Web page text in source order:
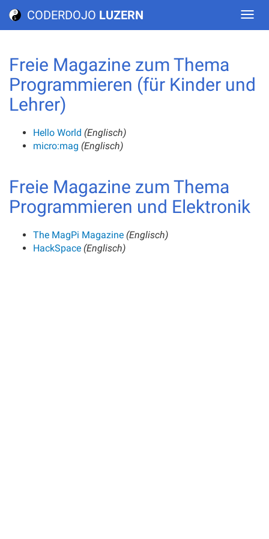
CODERDOJO LUZERN
Freie Magazine zum Thema
Programmieren (für Kinder und
Lehrer)
Hello World (Englisch)
micro:mag (Englisch)
Freie Magazine zum Thema
Programmieren und Elektronik
The MagPi Magazine (Englisch)
HackSpace (Englisch)